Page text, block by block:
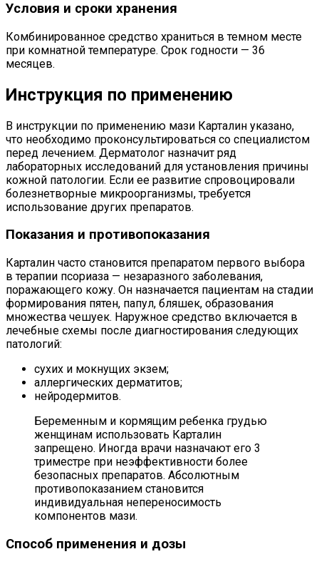
Условия и сроки хранения
Комбинированное средство храниться в темном месте
при комнатной температуре. Срок годности — 36
месяцев.
Инструкция по применению
В инструкции по применению мази Карталин указано,
что необходимо проконсультироваться со специалистом
перед лечением. Дерматолог назначит ряд
лабораторных исследований для установления причины
кожной патологии. Если ее развитие спровоцировали
болезнетворные микроорганизмы, требуется
использование других препаратов.
Показания и противопоказания
Карталин часто становится препаратом первого выбора
в терапии псориаза — незаразного заболевания,
поражающего кожу. Он назначается пациентам на стадии
формирования пятен, папул, бляшек, образования
множества чешуек. Наружное средство включается в
лечебные схемы после диагностирования следующих
патологий:
сухих и мокнущих экзем;
аллергических дерматитов;
нейродермитов.
Беременным и кормящим ребенка грудью
женщинам использовать Карталин
запрещено. Иногда врачи назначают его 3
триместре при неэффективности более
безопасных препаратов. Абсолютным
противопоказанием становится
индивидуальная непереносимость
компонентов мази.
Способ применения и дозы